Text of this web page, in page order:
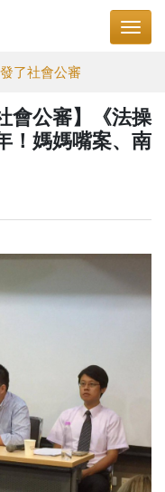
了社會公審
會公審】《法操
！媽媽嘴案、南